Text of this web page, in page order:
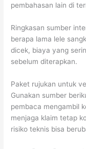
pembahasan lain di
Ringkasan sumber
berapa lama lele
dicek, biaya yang
sebelum diterapkan.
Paket rujukan untuk
Gunakan sumber
pembaca mengambil
menjaga klaim tetap
risiko teknis bisa